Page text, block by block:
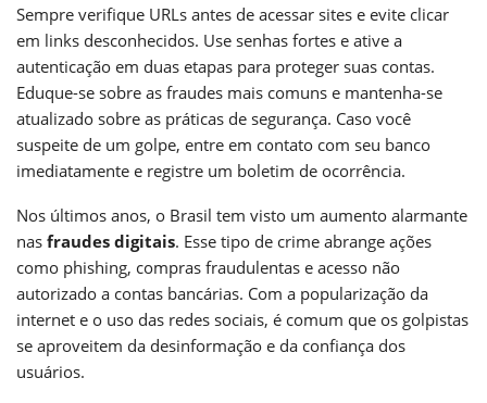
Sempre verifique URLs antes de acessar sites e evite clicar
em links desconhecidos. Use senhas fortes e ative a
autenticação em duas etapas para proteger suas contas.
Eduque-se sobre as fraudes mais comuns e mantenha-se
atualizado sobre as práticas de segurança. Caso você
suspeite de um golpe, entre em contato com seu banco
imediatamente e registre um boletim de ocorrência.
Nos últimos anos, o Brasil tem visto um aumento alarmante
nas fraudes digitais. Esse tipo de crime abrange ações
como phishing, compras fraudulentas e acesso não
autorizado a contas bancárias. Com a popularização da
internet e o uso das redes sociais, é comum que os golpistas
se aproveitem da desinformação e da confiança dos
usuários.